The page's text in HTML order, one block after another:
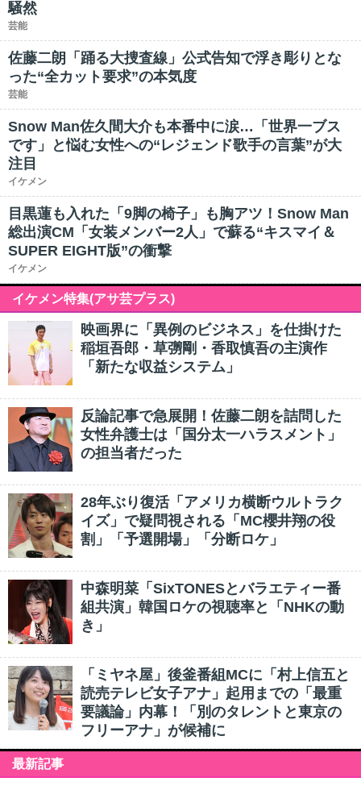
騒然
芸能
佐藤二朗「踊る大捜査線」公式告知で浮き彫りとな
った“全カット要求”の本気度
芸能
Snow Man佐久間大介も本番中に涙…「世界一ブス
です」と悩む女性への“レジェンド歌手の言葉”が大
注目
イケメン
目黒蓮も入れた「9脚の椅子」も胸アツ！Snow Man
総出演CM「女装メンバー2人」で蘇る“キスマイ＆
SUPER EIGHT版”の衝撃
イケメン
イケメン特集(アサ芸プラス)
映画界に「異例のビジネス」を仕掛けた
稲垣吾郎・草彅剛・香取慎吾の主演作
「新たな収益システム」
反論記事で急展開！佐藤二朗を詰問した
女性弁護士は「国分太一ハラスメント」
の担当者だった
28年ぶり復活「アメリカ横断ウルトラク
イズ」で疑問視される「MC櫻井翔の役
割」「予選開場」「分断ロケ」
中森明菜「SixTONESとバラエティー番
組共演」韓国ロケの視聴率と「NHKの動
き」
「ミヤネ屋」後釜番組MCに「村上信五と
読売テレビ女子アナ」起用までの「最重
要議論」内幕！「別のタレントと東京の
フリーアナ」が候補に
最新記事